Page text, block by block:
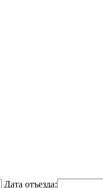
Дата отъезда: